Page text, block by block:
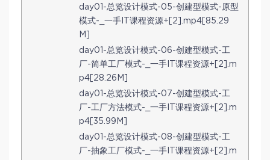
day01-总览设计模式-05-创建型模式-原型
模式-_一手IT课程资源+[2].mp4[85.29
M]
day01-总览设计模式-06-创建型模式-工
厂-简单工厂模式-_一手IT课程资源+[2].m
p4[28.26M]
day01-总览设计模式-07-创建型模式-工
厂-工厂方法模式-_一手IT课程资源+[2].m
p4[35.99M]
day01-总览设计模式-08-创建型模式-工
厂-抽象工厂模式-_一手IT课程资源+[2].m